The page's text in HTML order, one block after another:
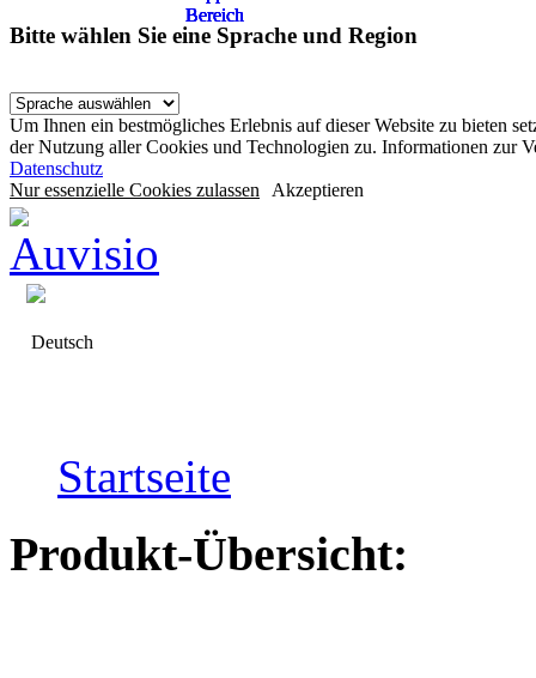
Bitte wählen Sie eine Sprache und Region
Um Ihnen ein bestmögliches Erlebnis auf dieser Website zu bieten
der Nutzung aller Cookies und Technologien zu. Informationen zur
Datenschutz
Nur essenzielle Cookies zulassen Akzeptieren
Deutsch
Startseite
Produkt-Übersicht:
Bereich
Bereich
Bereich
Bereich
Bereich